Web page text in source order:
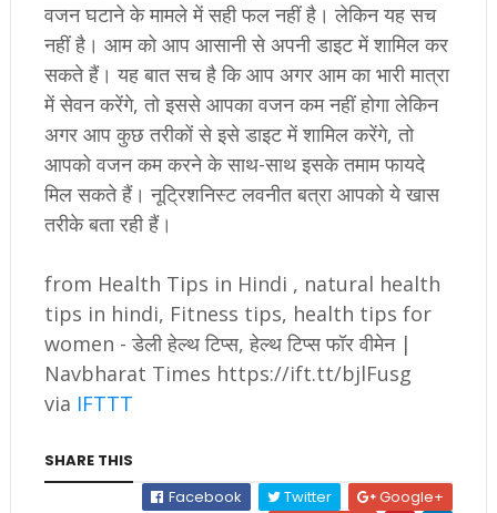
वजन घटाने के मामले में सही फल नहीं है। लेकिन यह सच
नहीं है। आम को आप आसानी से अपनी डाइट में शामिल कर
सकते हैं। यह बात सच है कि आप अगर आम का भारी मात्रा
में सेवन करेंगे, तो इससे आपका वजन कम नहीं होगा लेकिन
अगर आप कुछ तरीकों से इसे डाइट में शामिल करेंगे, तो
आपको वजन कम करने के साथ-साथ इसके तमाम फायदे
मिल सकते हैं। नूट्रिशनिस्ट लवनीत बत्रा आपको ये खास
तरीके बता रही हैं।
from Health Tips in Hindi , natural health
tips in hindi, Fitness tips, health tips for
women - डेली हेल्थ टिप्स, हेल्थ टिप्स फॉर वीमेन |
Navbharat Times https://ift.tt/bjlFusg
via IFTTT
SHARE THIS
Facebook
Twitter
Google+